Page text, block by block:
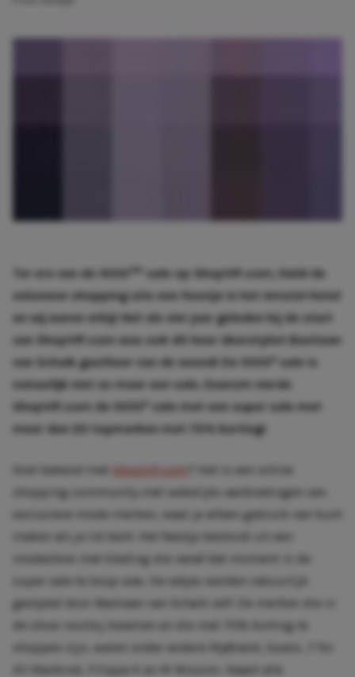
Ter ere van de 1000
sale op ShopVIP.com, hield de
exlusieve shopping site een feestje in het Amstel Hotel
en wij waren erbij! Net als vier jaar geleden bij de start
van ShopVIP.com was ook dit keer überstylist Bastiaan
van Schaik gastheer van de avond! De 1000
sale is
natuurlijk niet zo maar een sale. Daarom vierde
ShopVIP.com de 1000
sale met een super sale met
meer dan 20 topmerken met 70% korting!
Niet bekend met ShopVIP.com
? Het is een online
shopping community met wekelijks aanbiedingen van
exclusieve mode merken, waar je alleen gebruik van kunt
maken als je lid bent. Het feestje bestond uit een
modeshow met kleding die vanaf dat moment in de
super sale te koop was. De setjes werden natuurlijk
gestyled door Bastiaan van Schaik zelf. De merken die in
de show voorbij kwamen en die met 70% korting te
shoppen zijn, waren onder andere MyBrand, Guess, 7 for
All Mankind, Filippa K en M Missoni. Naast alle